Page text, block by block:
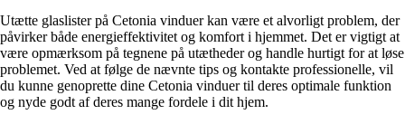
Utætte glaslister på Cetonia vinduer kan være et alvorligt problem, der
påvirker både energieffektivitet og komfort i hjemmet. Det er vigtigt at
være opmærksom på tegnene på utætheder og handle hurtigt for at løse
problemet. Ved at følge de nævnte tips og kontakte professionelle, vil
du kunne genoprette dine Cetonia vinduer til deres optimale funktion
og nyde godt af deres mange fordele i dit hjem.